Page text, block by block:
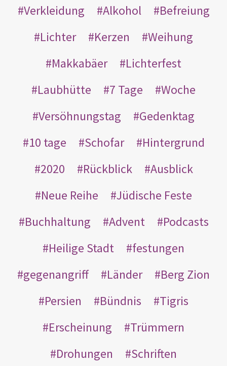
Verkleidung
Alkohol
Befreiung
Lichter
Kerzen
Weihung
Makkabäer
Lichterfest
Laubhütte
7 Tage
Woche
Versöhnungstag
Gedenktag
10 tage
Schofar
Hintergrund
2020
Rückblick
Ausblick
Neue Reihe
Jüdische Feste
Buchhaltung
Advent
Podcasts
Heilige Stadt
festungen
gegenangriff
Länder
Berg Zion
Persien
Bündnis
Tigris
Erscheinung
Trümmern
Drohungen
Schriften